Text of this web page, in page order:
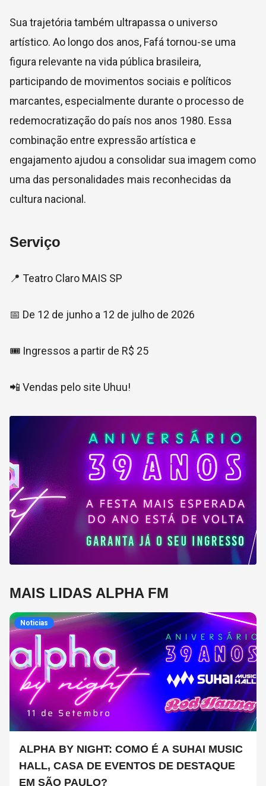
Sua trajetória também ultrapassa o universo
artístico. Ao longo dos anos, Fafá tornou-se uma
figura relevante na vida pública brasileira,
participando de movimentos sociais e políticos
marcantes, especialmente durante o processo de
redemocratização do país nos anos 1980. Essa
combinação entre expressão artística e
engajamento ajudou a consolidar sua imagem como
uma das personalidades mais reconhecidas da
cultura nacional.
Serviço
📍 Teatro Claro MAIS SP
📅 De 12 de junho a 12 de julho de 2026
🎟️ Ingressos a partir de R$ 25
📲 Vendas pelo site Uhuu!
MAIS LIDAS ALPHA FM
Noticias
ALPHA BY NIGHT: COMO É A SUHAI MUSIC
HALL, CASA DE EVENTOS DE DESTAQUE
EM SÃO PAULO?